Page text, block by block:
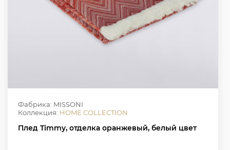
Фабрика: MISSONI
Коллекция: HOME COLLECTION
Плед Timmy, отделка оранжевый, белый цвет